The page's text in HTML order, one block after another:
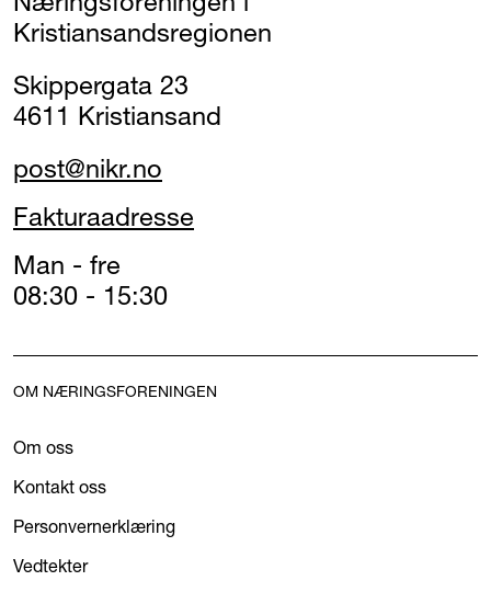
Kristiansandsregionen
Skippergata 23
4611 Kristiansand
post@nikr.no
Fakturaadresse
Man - fre
08:30 - 15:30
OM NÆRINGSFORENINGEN
Om oss
Kontakt oss
Personvernerklæring
Vedtekter